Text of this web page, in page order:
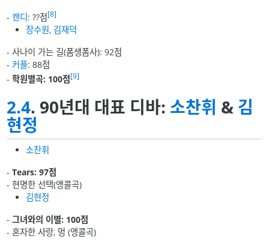
- 캔디: ??점[8]
장수원, 김재덕
- 사나이 가는 길(폼생폼사): 92점
- 커플: 88점
-학원별곡: 100점[9]
2.4. 90년대 대표 디바: 소찬휘 & 김
현정
소찬휘
-Tears: 97점
- 현명한 선택(앵콜곡)
김현정
-그녀와의 이별: 100점
- 혼자한 사랑, 멍 (앵콜곡)